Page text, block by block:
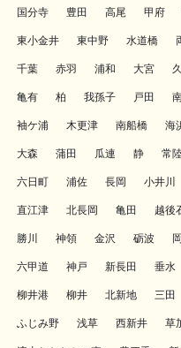
国分寺 豊田 高尾 甲府
東小金井 東中野 水道橋
千葉 赤羽 浦和 大宮
亀有 柏 我孫子 戸田
袖ケ浦 木更津 南船橋 海
大森 蒲田 瓜連 静 常
六日町 浦佐 長岡 小井川
直江津 北長岡 亀田 越後
勝川 神領 金沢 砺波
六甲道 神戸 新長田 垂水
柳井港 柳井 北新地 三田
ふじみ野 浅草 西新井 草